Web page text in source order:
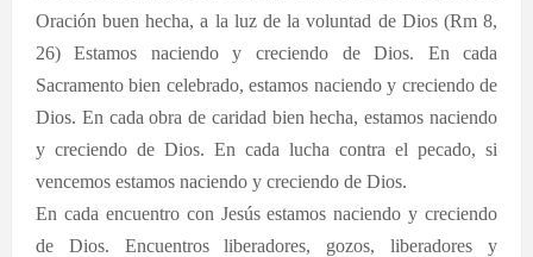
Oración buen hecha, a la luz de la voluntad de Dios (Rm 8,
26) Estamos naciendo y creciendo de Dios. En cada
Sacramento bien celebrado, estamos naciendo y creciendo de
Dios. En cada obra de caridad bien hecha, estamos naciendo
y creciendo de Dios. En cada lucha contra el pecado, si
vencemos estamos naciendo y creciendo de Dios.
En cada encuentro con Jesús estamos naciendo y creciendo
de Dios. Encuentros liberadores, gozos, liberadores y